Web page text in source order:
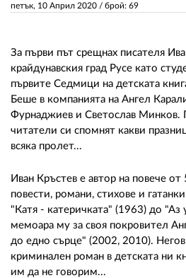
петък, 10 Април 2020 / брой: 69
За първи път срещнах писателя
крайдунавския град Русе като
първите Седмици на детската
Беше в компанията на Ангел
Фурнаджиев и Светослав Минков.
читатели си спомнят какви
всяка пролет...
Иван Кръстев е автор на повече от
повести, романи, стихове и
"Катя - катеричката" (1963) до "Аз
мемоара му за своя покровител
до едно сърце" (2002, 2010).
криминален роман в детската ни
им да не говорим...